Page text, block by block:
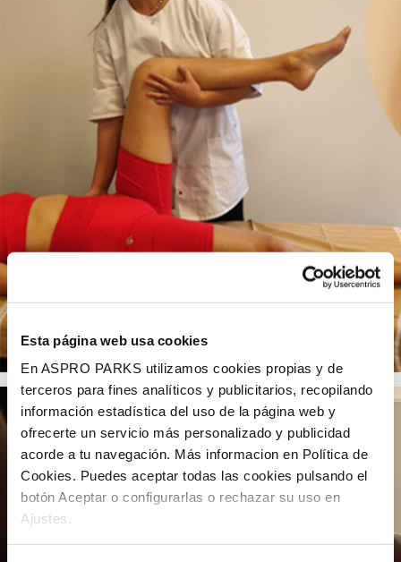
Esta página web usa cookies
En ASPRO PARKS utilizamos cookies propias y de
terceros para fines analíticos y publicitarios, recopilando
información estadística del uso de la página web y
ofrecerte un servicio más personalizado y publicidad
acorde a tu navegación. Más informacion en Política de
Cookies. Puedes aceptar todas las cookies pulsando el
botón Aceptar o configurarlas o rechazar su uso en
Ajustes.